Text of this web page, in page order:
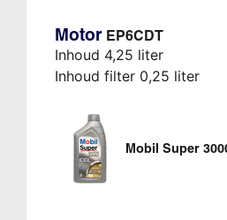
Motor EP6CDT
Inhoud 4,25 liter
Inhoud filter 0,25 liter
Mobil Super